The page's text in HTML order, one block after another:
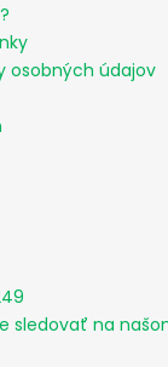
osobných údajov
sledovať na